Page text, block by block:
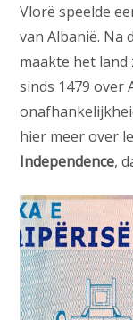
Vlorë speelde
van Albanië. Na
maakte het land
sinds 1479 over
hier meer over
Independence,